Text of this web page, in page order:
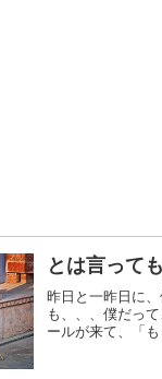
とは言っても
昨日と一昨日に
も、、、僕だっ
ールが来て、「